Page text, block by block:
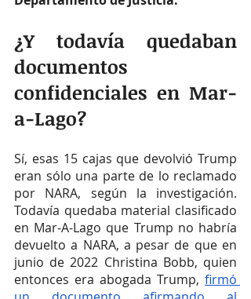
¿Y todavía quedaban
documentos
confidenciales en Mar-
a-Lago?
Sí, esas 15 cajas que devolvió Trump
eran sólo una parte de lo reclamado
por NARA, según la investigación.
Todavía quedaba material clasificado
en Mar-A-Lago que Trump no habría
devuelto a NARA, a pesar de que en
junio de 2022 Christina Bobb, quien
entonces era abogada Trump, firmó